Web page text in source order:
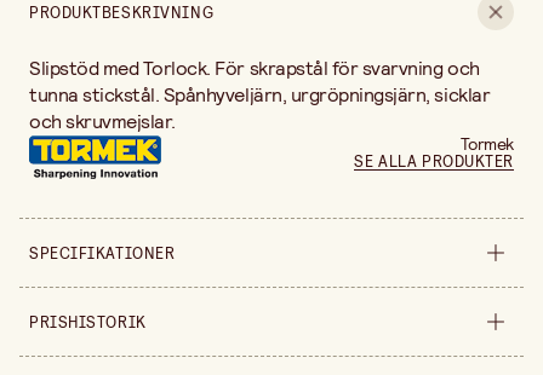
PRODUKTBESKRIVNING
Slipstöd med Torlock. För skrapstål för svarvning och
tunna stickstål. Spånhyveljärn, urgröpningsjärn, sicklar
och skruvmejslar.
Tormek
SE ALLA PRODUKTER
SPECIFIKATIONER
Säljs i styck
PRISHISTORIK